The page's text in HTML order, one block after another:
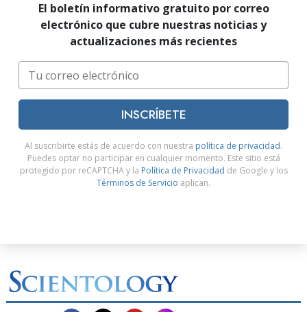
El boletín informativo gratuito por correo
electrónico que cubre nuestras noticias y
actualizaciones más recientes
INSCRÍBETE
Al suscribirte estás de acuerdo con nuestra política de privacidad.
Puedes optar no participar en cualquier momento. Este sitio está
protegido por reCAPTCHA y la Política de Privacidad de Google y los
Términos de Servicio aplican.